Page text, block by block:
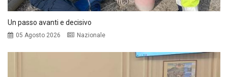
Un passo avanti e decisivo
05 Agosto 2026 Nazionale